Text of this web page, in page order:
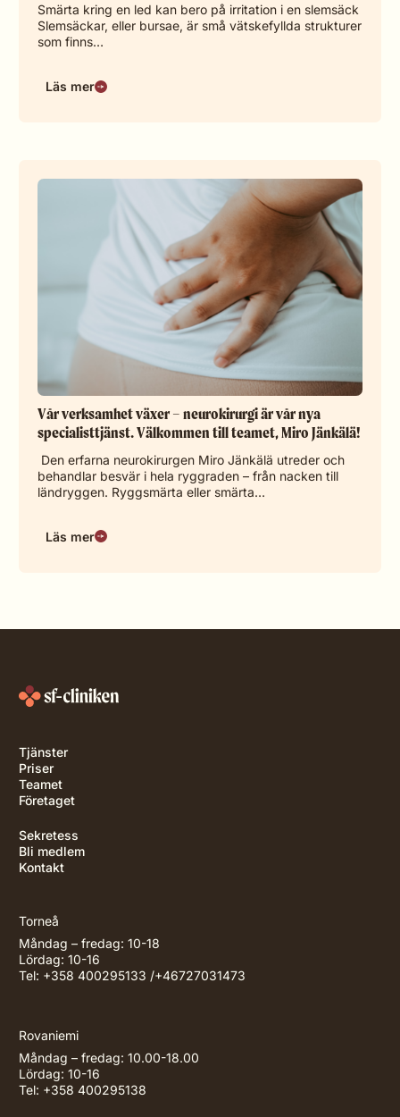
Smärta kring en led kan bero på irritation i en slemsäck
Slemsäckar, eller bursae, är små vätskefyllda strukturer
som finns…
Läs mer
Vår verksamhet växer – neurokirurgi är vår nya
specialisttjänst. Välkommen till teamet, Miro Jänkälä!
Den erfarna neurokirurgen Miro Jänkälä utreder och
behandlar besvär i hela ryggraden – från nacken till
ländryggen. Ryggsmärta eller smärta…
Läs mer
Tjänster
Priser
Teamet
Företaget
Sekretess
Bli medlem
Kontakt
Torneå
Måndag – fredag: 10-18
Lördag: 10-16
Tel: +358 400295133 /+46727031473
Rovaniemi
Måndag – fredag: 10.00-18.00
Lördag: 10-16
Tel: +358 400295138